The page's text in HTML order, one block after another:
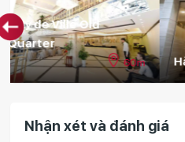
Hà Nội Romance 60m
Nhận xét và đánh giá